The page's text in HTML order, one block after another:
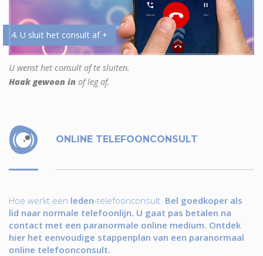
4. U sluit het consult af +
U wenst het consult af te sluiten.
Haak gewoon in of leg af.
ONLINE TELEFOONCONSULT
Hoe werkt een leden-telefoonconsult. Bel goedkoper als
lid naar normale telefoonlijn. U gaat pas betalen na
contact met een paranormale online medium. Ontdek
hier het eenvoudige stappenplan van een paranormaal
online telefoonconsult.